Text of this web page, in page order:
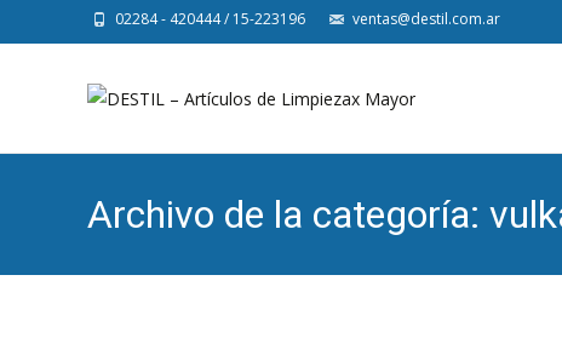
02284 - 420444 / 15-223196 ventas@destil.com.ar
Archivo de la categoría: